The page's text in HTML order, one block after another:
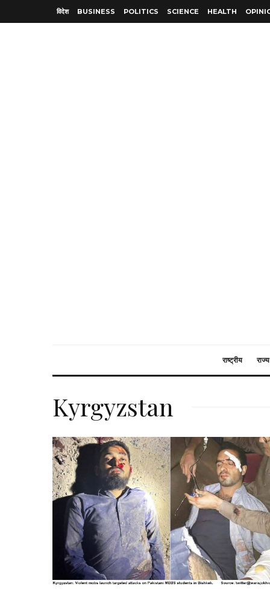
विदेश BUSINESS POLITICS SCIENCE HEALTH
राष्ट्रीय राज्य
Kyrgyzstan